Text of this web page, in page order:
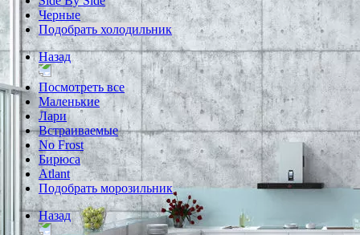
Черные
Подобрать холодильник
Назад
Посмотреть все
Маленькие
Лари
Встраиваемые
No Frost
Бирюса
Atlant
Подобрать морозильник
Назад